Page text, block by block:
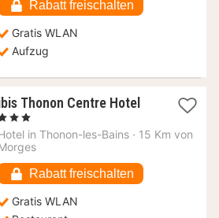
Rabatt freischalten
Gratis WLAN
Aufzug
Thonon Centre Hotel1
ab
3 Sterne
in Thonon-les-Bains · 15 Km von
Rabatt freischalten
Gratis WLAN